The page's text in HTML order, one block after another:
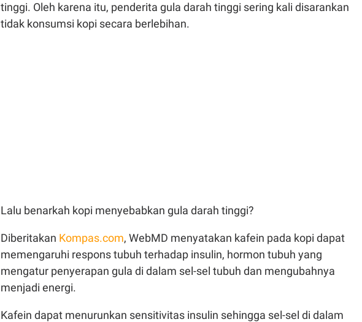
tinggi. Oleh karena itu, penderita gula darah tinggi sering kali disarankan
tidak konsumsi kopi secara berlebihan.
Lalu benarkah kopi menyebabkan gula darah tinggi?
Diberitakan Kompas.com, WebMD menyatakan kafein pada kopi dapat
memengaruhi respons tubuh terhadap insulin, hormon tubuh yang
mengatur penyerapan gula di dalam sel-sel tubuh dan mengubahnya
menjadi energi.
Kafein dapat menurunkan sensitivitas insulin sehingga sel-sel di dalam